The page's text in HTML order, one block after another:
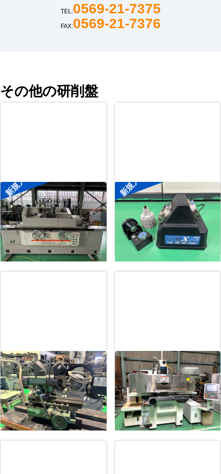
TEL:0569-21-7375
FAX:0569-21-7376
その他の研削盤
新規入荷
円筒研削盤
メーカー シギヤ精機
形 式GP-30B-100H
年 式1991
新規入荷
ドリル研削盤
メーカー ニシガキ
形 式ドリ研Xシンニング
式-
ドリル研削盤
メーカー 飯田
形 式YG-200F
年 式-
平面研削盤
メーカー クロダ
形 式GS-63PFⅡ
年 式2015